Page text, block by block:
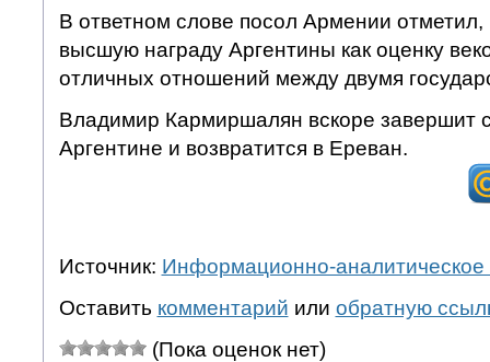
В ответном слове посол Армении отметил,
высшую награду Аргентины как оценку
отличных отношений между двумя
Владимир Кармиршалян вскоре завершит
Аргентине и возвратится в Ереван.
Источник: Информационно-аналитическое
Оставить комментарий или обратную
(Пока оценок нет)